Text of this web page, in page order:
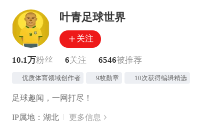
叶青足球世界
关注
10.1万粉丝 6关注 6546被推荐
优质体育领域创作者 9枚勋章 10次获得编辑精选
足球趣闻，一网打尽！
IP属地：湖北 更多信息